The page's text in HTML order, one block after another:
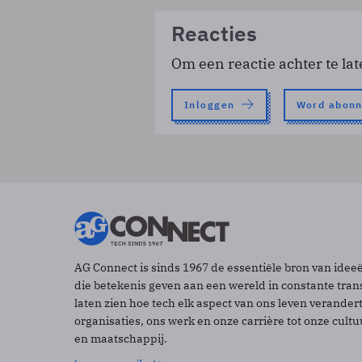
Reacties
Om een reactie achter te
Inloggen Word
AG Connect is sinds 1967 de essentiële bron van
die betekenis geven aan een wereld in constante
laten zien hoe tech elk aspect van ons leven
organisaties, ons werk en onze carrière tot onze
en maatschappij.